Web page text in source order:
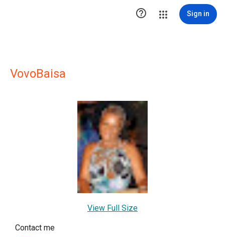
 Sign in
VovoBaisa
View Full Size
Contact me